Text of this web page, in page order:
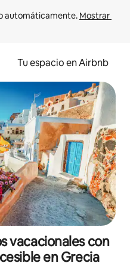
automáticamente. Mostrar
Tu espacio en Airbnb
vacacionales con
en Grecia